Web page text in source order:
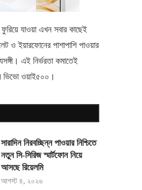
ফুরিয়ে যাওয়া এখন সবার কাছেই
ও ইয়ারফোনের পাশাপাশি পাওয়ার
এই নির্ভরতা কমাতেই
ভিভো ওয়াই৫০০ ।
সারাদিন নিরবচ্ছিন্ন পাওয়ার নিশ্চিতে
নতুন সি-সিরিজ স্মার্টফোন নিয়ে
আসছে রিয়েলমি
আগস্ট ৪, ২০২৬